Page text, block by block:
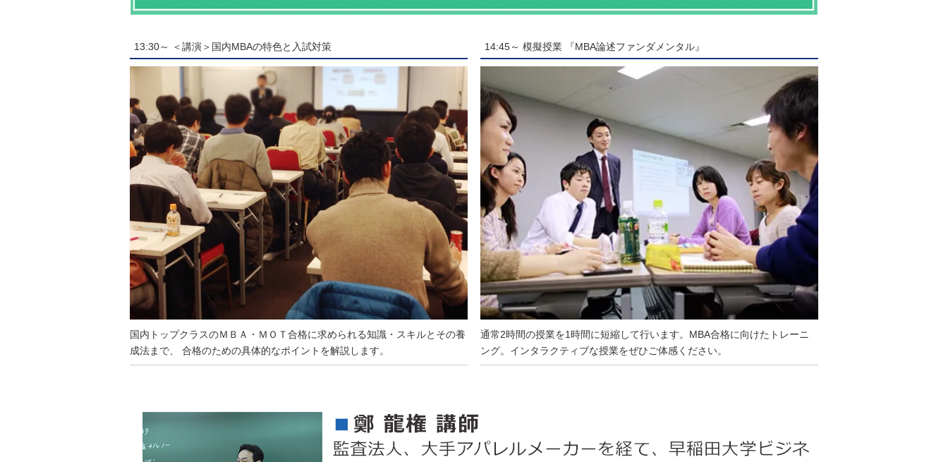
13:30～ ＜講演＞国内MBAの特色と入試対策
国内トップクラスのＭＢＡ・ＭＯＴ合格に求められる知識・スキルとその養
成法まで、 合格のための具体的なポイントを解説します。
14:45～ 模擬授業 『MBA論述ファンダメンタル』
通常2時間の授業を1時間に短縮して行います。MBA合格に向けたトレーニ
ング。インタラクティブな授業をぜひご体感ください。